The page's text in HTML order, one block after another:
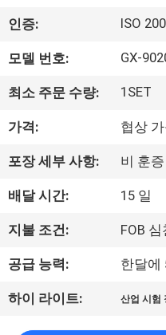
리
에
여
공
장
여
행
인증: ISO
모델 번호: GX-
최소 주문 수량: 1SET
가격: 협상
포장 세부 사항: 비 훈
배달 시간: 15 일
지불 조건: FOB
공급 능력: 한달에
하이 라이트: 산업 시험